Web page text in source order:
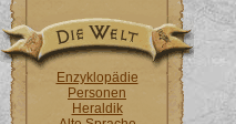
Enzyklopädie
Personen
Heraldik